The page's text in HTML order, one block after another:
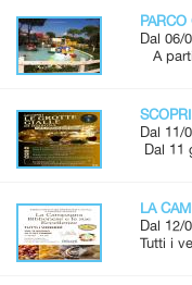
Dal 06/
A
Dal 11/
Dal 11
LA
Dal 12/
Tutti i